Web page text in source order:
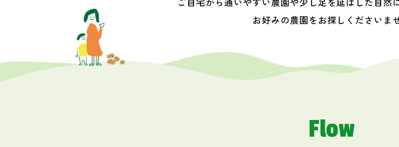
お好みの農園をお探しくださいませ
Flow